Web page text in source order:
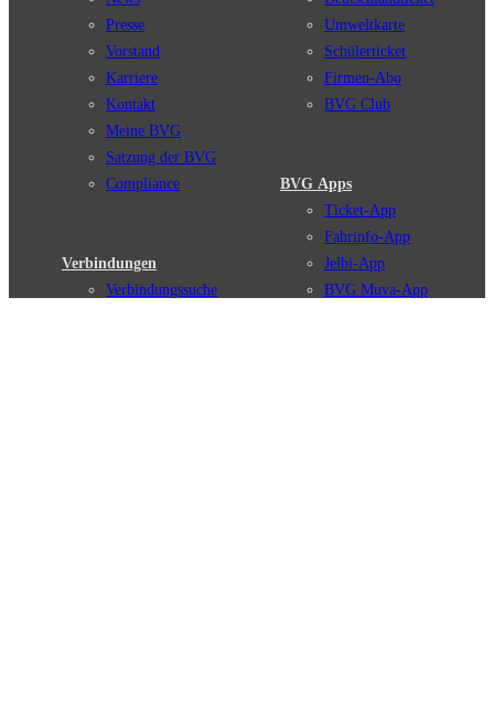
Presse
Vorstand
Karriere
Kontakt
Meine BVG
Satzung der BVG
Compliance
Verbindungen
Verbindungssuche
Umweltkarte
Schülerticket
Firmen-Abo
BVG Club
BVG Apps
Ticket-App
Fahrinfo-App
Jelbi-App
BVG Muva-App